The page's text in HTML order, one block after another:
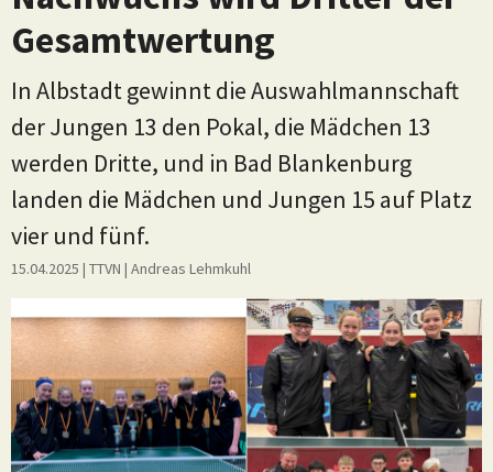
Gesamtwertung
In Albstadt gewinnt die Auswahlmannschaft
der Jungen 13 den Pokal, die Mädchen 13
werden Dritte, und in Bad Blankenburg
landen die Mädchen und Jungen 15 auf Platz
vier und fünf.
15.04.2025 | TTVN | Andreas Lehmkuhl